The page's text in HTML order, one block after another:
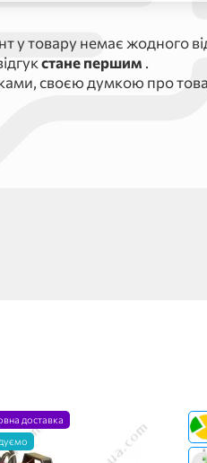
у товару немає жодного
стане першим .
своєю думкою про
доставка